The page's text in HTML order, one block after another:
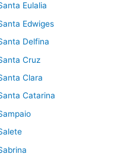
Eulalia
Edwiges
Delfina
Cruz
Clara
Catarina